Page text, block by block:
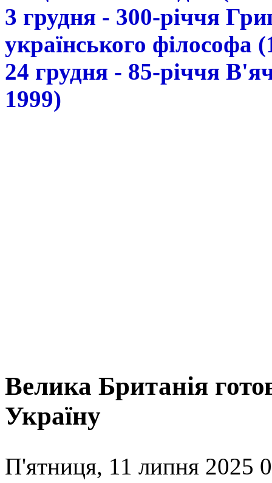
3 грудня - 300-річчя
українського філософа
24 грудня - 85-річчя
1999)
Велика Британія
Україну
П'ятниця, 11 липня 2025